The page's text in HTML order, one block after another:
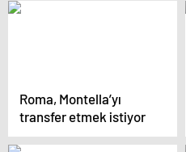
Roma, Montella’yı
transfer etmek istiyor